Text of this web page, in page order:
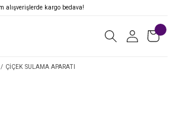
alışverişlerde kargo bedava!
ÇİÇEK SULAMA APARATI